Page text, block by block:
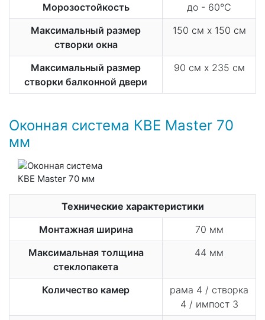
Морозостойкость
до - 60°С
Максимальный размер
створки окна
150 см х 150 см
Максимальный размер
створки балконной двери
90 см х 235 см
Оконная система КВЕ Master 70
мм
Технические характеристики
Монтажная ширина
70 мм
Максимальная толщина
стеклопакета
44 мм
Количество камер
рама 4 / створка
4 / импост 3